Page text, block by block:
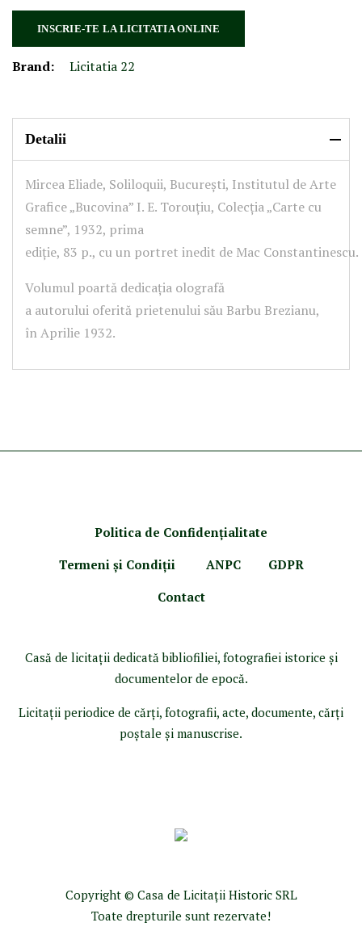
INSCRIE-TE LA LICITATIA ONLINE
Brand: Licitatia 22
Detalii
Mircea Eliade, Soliloquii, București, Institutul de Arte
Grafice „Bucovina” I. E. Torouțiu, Colecția „Carte cu
semne”, 1932, prima
ediție, 83 p., cu un portret inedit de Mac Constantinescu.
Volumul poartă dedicația olografă
a autorului oferită prietenului său Barbu Brezianu,
în Aprilie 1932.
Politica de Confidenţialitate
Termeni şi Condiţii
ANPC
GDPR
Contact
Casă de licitaţii dedicată bibliofiliei, fotografiei istorice şi
documentelor de epocă.
Licitaţii periodice de cărţi, fotografii, acte, documente, cărţi
poştale şi manuscrise.
Copyright © Casa de Licitaţii Historic SRL
Toate drepturile sunt rezervate!